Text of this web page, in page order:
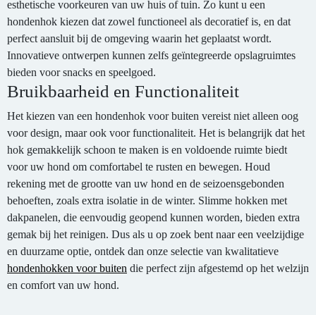
esthetische voorkeuren van uw huis of tuin. Zo kunt u een
hondenhok kiezen dat zowel functioneel als decoratief is, en dat
perfect aansluit bij de omgeving waarin het geplaatst wordt.
Innovatieve ontwerpen kunnen zelfs geïntegreerde opslagruimtes
bieden voor snacks en speelgoed.
Bruikbaarheid en Functionaliteit
Het kiezen van een hondenhok voor buiten vereist niet alleen oog
voor design, maar ook voor functionaliteit. Het is belangrijk dat het
hok gemakkelijk schoon te maken is en voldoende ruimte biedt
voor uw hond om comfortabel te rusten en bewegen. Houd
rekening met de grootte van uw hond en de seizoensgebonden
behoeften, zoals extra isolatie in de winter. Slimme hokken met
dakpanelen, die eenvoudig geopend kunnen worden, bieden extra
gemak bij het reinigen. Dus als u op zoek bent naar een veelzijdige
en duurzame optie, ontdek dan onze selectie van kwalitatieve
hondenhokken voor buiten die perfect zijn afgestemd op het welzijn
en comfort van uw hond.